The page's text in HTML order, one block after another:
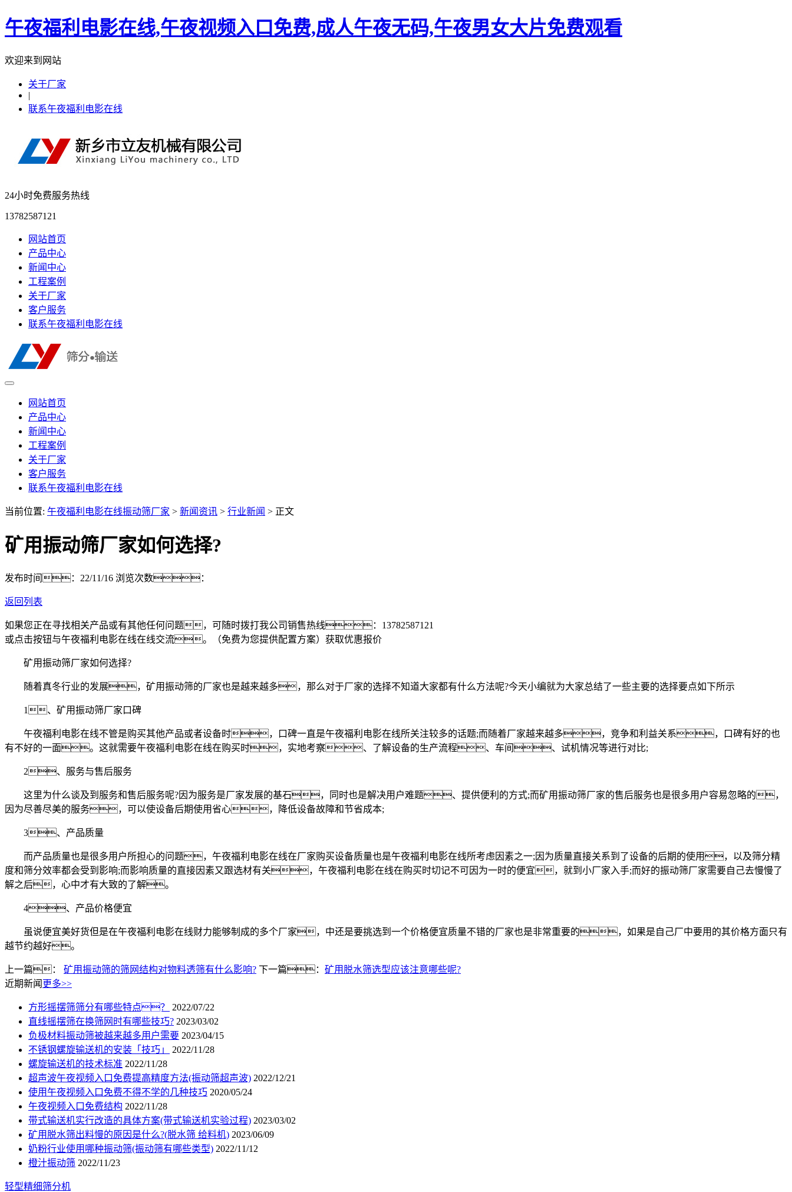
午夜福利电影在线,午夜视频入口免费,成人午夜无码,午夜男女大片免费观看
欢迎来到网站
关于厂家
|
联系午夜福利电影在线
24小时免费服务热线
13782587121
网站首页
产品中心
新闻中心
工程案例
关于厂家
客户服务
联系午夜福利电影在线
网站首页
产品中心
新闻中心
工程案例
关于厂家
客户服务
联系午夜福利电影在线
当前位置: 午夜福利电影在线振动筛厂家 > 新闻资讯 > 行业新闻 > 正文
矿用振动筛厂家如何选择?
发布时间：22/11/16 浏览次数：
返回列表
如果您正在寻找相关产品或有其他任何问题，可随时拨打我公司销售热线： 13782587121
或点击按钮与午夜福利电影在线在线交流。（免费为您提供配置方案） 获取优惠报价
矿用振动筛厂家如何选择?
随着真冬行业的发展，矿用振动筛的厂家也是越来越多，那么对于厂家的选择不知道大家都有什么方法呢?今天小编就为大家总结了一些主要的选择要点如下所示
1、矿用振动筛厂家口碑
午夜福利电影在线不管是购买其他产品或者设备时，口碑一直是午夜福利电影在线所关注较多的话题;而随着厂家越来越多，竞争和利益关系，口碑有好的也
有不好的一面。这就需要午夜福利电影在线在购买时，实地考察、了解设备的生产流程、车间、试机情况等进行对比;
2、服务与售后服务
这里为什么谈及到服务和售后服务呢?因为服务是厂家发展的基石，同时也是解决用户难题、提供便利的方式;而矿用振动筛厂家的售后服务也是很多用户容易忽略的，
因为尽善尽美的服务，可以使设备后期使用省心，降低设备故障和节省成本;
3、产品质量
而产品质量也是很多用户所担心的问题，午夜福利电影在线在厂家购买设备质量也是午夜福利电影在线所考虑因素之一;因为质量直接关系到了设备的后期的使用，以及筛分精
度和筛分效率都会受到影响;而影响质量的直接因素又跟选材有关，午夜福利电影在线在购买时切记不可因为一时的便宜，就到小厂家入手;而好的振动筛厂家需要自己去慢慢了
解之后，心中才有大致的了解。
4、产品价格便宜
虽说便宜美好货但是在午夜福利电影在线财力能够制成的多个厂家，中还是要挑选到一个价格便宜质量不错的厂家也是非常重要的，如果是自己厂中要用的其价格方面只有
越节约越好。
上一篇： 矿用振动筛的筛网结构对物料透筛有什么影响? 下一篇： 矿用脱水筛选型应该注意哪些呢?
近期新闻 更多>>
方形摇摆筛筛分有哪些特点？
2022/07/22
直线摇摆筛在换筛网时有哪些技巧? 2023/03/02
负极材料振动筛被越来越多用户需要 2023/04/15
不锈钢螺旋输送机的安装「技巧」
2022/11/28
螺旋输送机的技术标准 2022/11/28
超声波午夜视频入口免费提高精度方法(振动筛超声波) 2022/12/21
使用午夜视频入口免费不得不学的几种技巧 2020/05/24
午夜视频入口免费结构 2022/11/28
带式输送机实行改造的具体方案(带式输送机实验过程) 2023/03/02
矿用脱水筛出料慢的原因是什么?(脱水筛 给料机) 2023/06/09
奶粉行业使用哪种振动筛(振动筛有哪些类型) 2022/11/12
橙汁振动筛 2022/11/23
轻型精细筛分机